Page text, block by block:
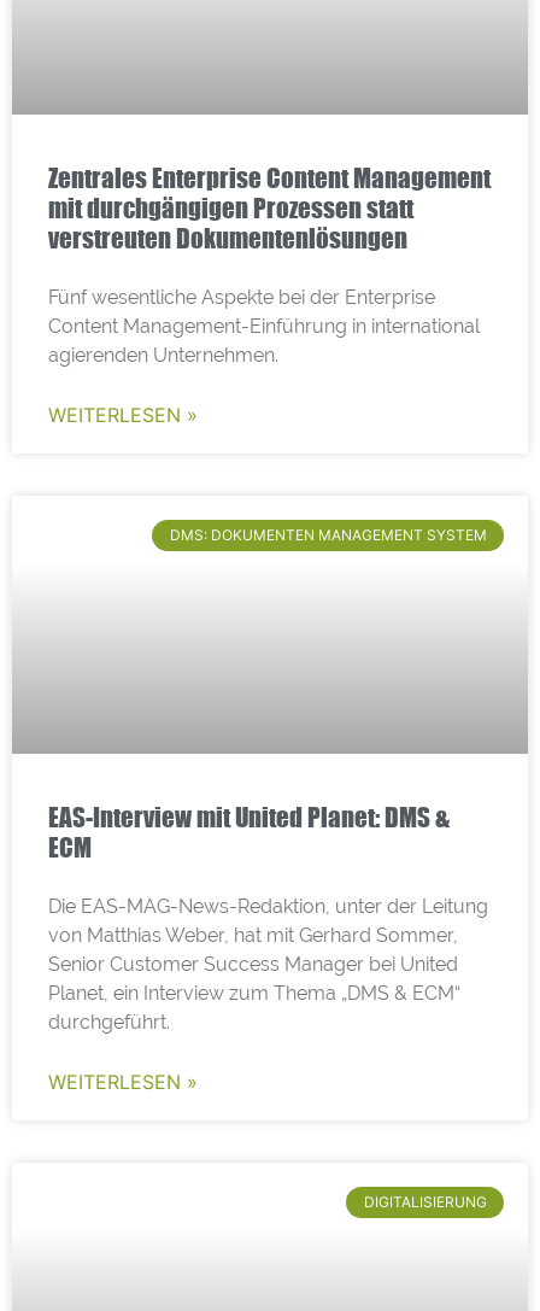
Zentrales Enterprise Content Management
mit durchgängigen Prozessen statt
verstreuten Dokumentenlösungen
Fünf wesentliche Aspekte bei der Enterprise
Content Management-Einführung in international
agierenden Unternehmen.
WEITERLESEN »
DMS: DOKUMENTEN MANAGEMENT SYSTEM
EAS-Interview mit United Planet: DMS &
ECM
Die EAS-MAG-News-Redaktion, unter der Leitung
von Matthias Weber, hat mit Gerhard Sommer,
Senior Customer Success Manager bei United
Planet, ein Interview zum Thema „DMS & ECM“
durchgeführt.
WEITERLESEN »
DIGITALISIERUNG